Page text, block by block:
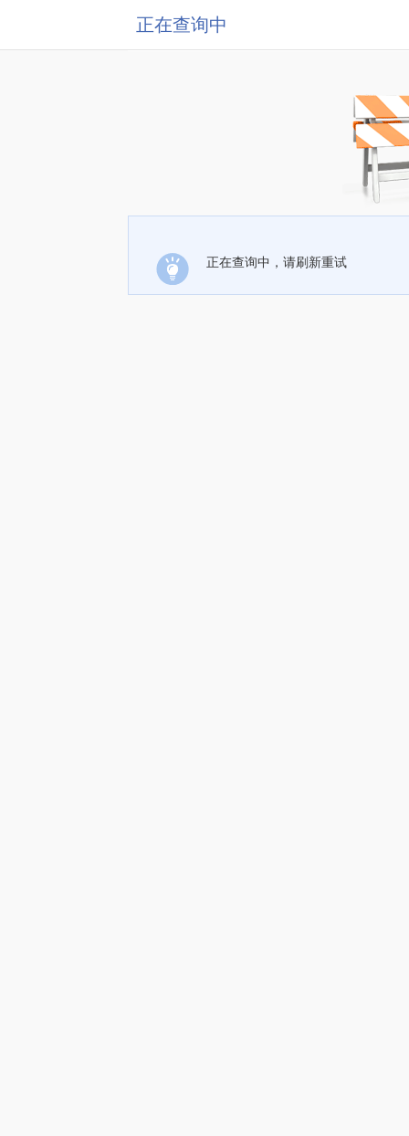
正在查询中
正在查询中，请刷新重试